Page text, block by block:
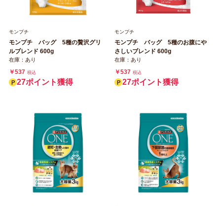
モンプチ
モンプチ バッグ 5種の贅沢グリ
ルブレンド 600g
在庫：あり
￥537 税込
27ポイント獲得
モンプチ
モンプチ バッグ 5種のお腹にや
さしいブレンド 600g
在庫：あり
￥537 税込
27ポイント獲得